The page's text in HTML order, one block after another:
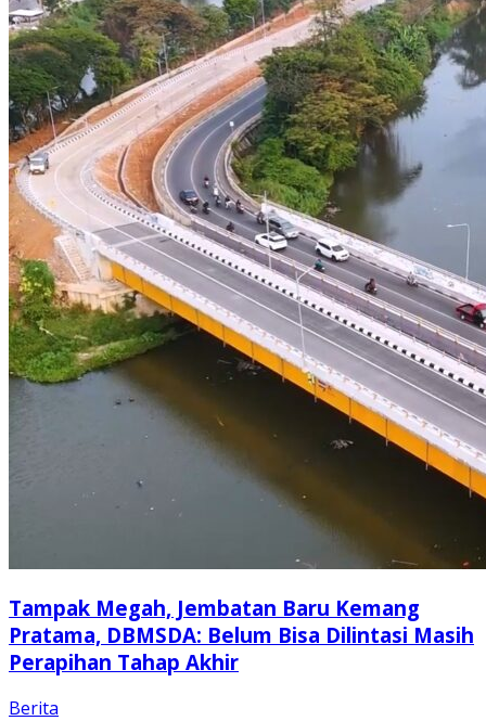
Tampak Megah, Jembatan Baru Kemang
Pratama, DBMSDA: Belum Bisa Dilintasi Masih
Perapihan Tahap Akhir
Berita